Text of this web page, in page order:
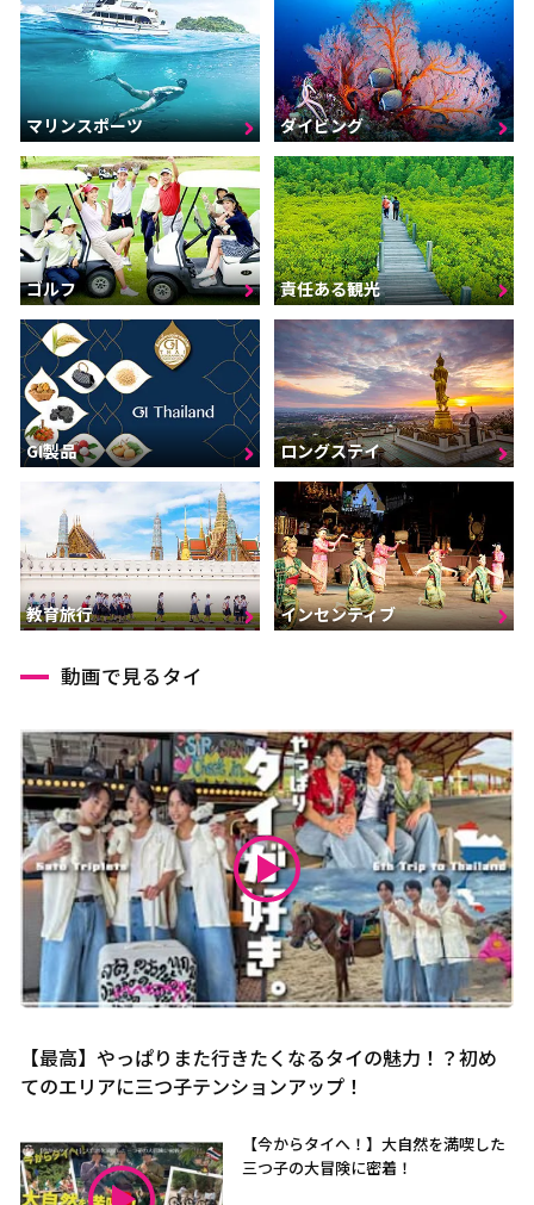
マリンスポーツ ダイビング
ゴルフ 責任ある観光
GI製品 ロングステイ
教育旅行 インセンティブ
動画で見るタイ
【最高】やっぱりまた行きたくなるタイの魅力！？初め
てのエリアに三つ子テンションアップ！
【今からタイへ！】大自然を満喫した
三つ子の大冒険に密着！